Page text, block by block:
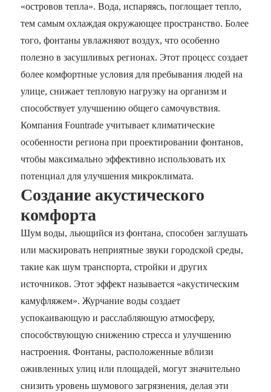
«островов тепла». Вода, испаряясь, поглощает тепло,
тем самым охлаждая окружающее пространство. Более
того, фонтаны увлажняют воздух, что особенно
полезно в засушливых регионах. Этот процесс создает
более комфортные условия для пребывания людей на
улице, снижает тепловую нагрузку на организм и
способствует улучшению общего самочувствия.
Компания Fountrade учитывает климатические
особенности региона при проектировании фонтанов,
чтобы максимально эффективно использовать их
потенциал для улучшения микроклимата.
Создание акустического
комфорта
Шум воды, льющийся из фонтана, способен заглушать
или маскировать неприятные звуки городской среды,
такие как шум транспорта, стройки и других
источников. Этот эффект называется «акустическим
камуфляжем». Журчание воды создает
успокаивающую и расслабляющую атмосферу,
способствующую снижению стресса и улучшению
настроения. Фонтаны, расположенные вблизи
оживленных улиц или площадей, могут значительно
снизить уровень шумового загрязнения, делая эти